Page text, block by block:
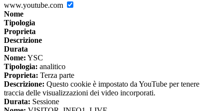
www.youtube.com
Nome
Tipologia
Proprieta
Descrizione
Durata
Nome: YSC
Tipologia: analitico
Proprieta: Terza parte
Descrizione: Questo cookie è impostato da YouTube per tenere
traccia delle visualizzazioni dei video incorporati.
Durata: Sessione